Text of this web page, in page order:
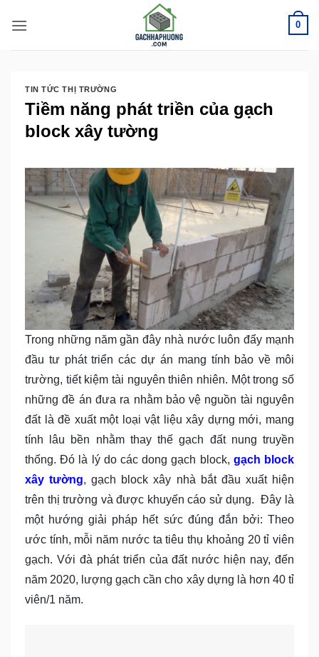
qua
nội
0
TIN TỨC THỊ TRƯỜNG
Tiềm năng phát triền của gạch
block xây tường
Trong những năm gần đây nhà nước luôn đẩy mạnh
đầu tư phát triển các dự án mang tính bảo về môi
trường, tiết kiệm tài nguyên thiên nhiên. Một trong số
những đề án đưa ra nhằm bảo vệ nguồn tài nguyên
đất là đề xuất một loại vật liệu xây dựng mới, mang
tính lâu bền nhằm thay thế gạch đất nung truyền
thống. Đó là lý do các dong gạch block, gạch block
xây tường, gạch block xây nhà bắt đầu xuất hiện
trên thị trường và được khuyến cáo sử dụng. Đây là
một hướng giải pháp hết sức đúng đắn bởi: Theo
ước tính, mỗi năm nước ta tiêu thụ khoảng 20 tỉ viên
gạch. Với đà phát triển của đất nước hiện nay, đến
năm 2020, lượng gạch cần cho xây dựng là hơn 40 tỉ
viên/1 năm.